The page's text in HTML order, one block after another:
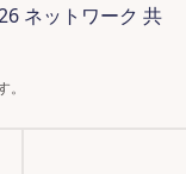
ネットワーク 共